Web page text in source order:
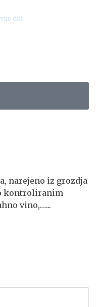
dni
narejeno iz grozdja
kontroliranim
vino,…